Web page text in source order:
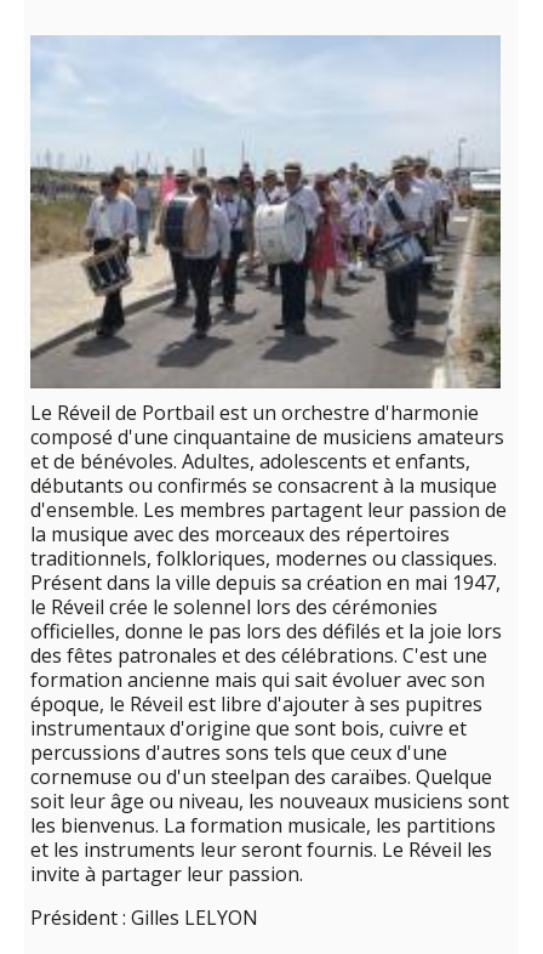
Le Réveil de Portbail est un orchestre d'harmonie
composé d'une cinquantaine de musiciens amateurs
et de bénévoles. Adultes, adolescents et enfants,
débutants ou confirmés se consacrent à la musique
d'ensemble. Les membres partagent leur passion de
la musique avec des morceaux des répertoires
traditionnels, folkloriques, modernes ou classiques.
Présent dans la ville depuis sa création en mai 1947,
le Réveil crée le solennel lors des cérémonies
officielles, donne le pas lors des défilés et la joie lors
des fêtes patronales et des célébrations. C'est une
formation ancienne mais qui sait évoluer avec son
époque, le Réveil est libre d'ajouter à ses pupitres
instrumentaux d'origine que sont bois, cuivre et
percussions d'autres sons tels que ceux d'une
cornemuse ou d'un steelpan des caraïbes. Quelque
soit leur âge ou niveau, les nouveaux musiciens sont
les bienvenus. La formation musicale, les partitions
et les instruments leur seront fournis. Le Réveil les
invite à partager leur passion.
Président : Gilles LELYON